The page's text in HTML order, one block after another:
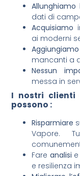
Allunghiamo
dati di
Acquisiamo
ai moderni
Aggiungiamo
mancanti a
Nessun
messa in
I nostri clienti
possono :
Risparmiare
Vapore.
Fare analisi
e resilienza